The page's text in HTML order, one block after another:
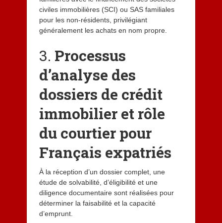
civiles immobilières (SCI) ou SAS familiales
pour les non-résidents, privilégiant
généralement les achats en nom propre.
3. Processus
d’analyse des
dossiers de crédit
immobilier et rôle
du courtier pour
Français expatriés
À la réception d’un dossier complet, une
étude de solvabilité, d’éligibilité et une
diligence documentaire sont réalisées pour
déterminer la faisabilité et la capacité
d’emprunt.